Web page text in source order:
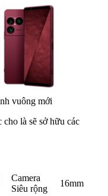
vuông mới
là sẽ sở hữu các
Camera
Siêu rộng
16mm